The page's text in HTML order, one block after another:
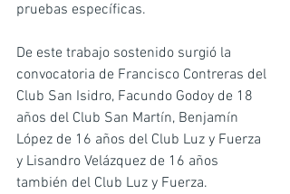
pruebas específicas.
De este trabajo sostenido surgió la
convocatoria de Francisco Contreras del
Club San Isidro, Facundo Godoy de 18
años del Club San Martín, Benjamín
López de 16 años del Club Luz y Fuerza
y Lisandro Velázquez de 16 años
también del Club Luz y Fuerza.